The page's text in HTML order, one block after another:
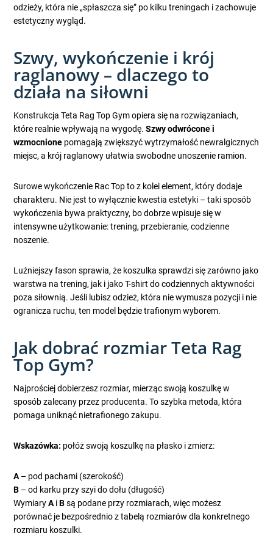
odzieży, która nie „spłaszcza się” po kilku treningach i zachowuje
estetyczny wygląd.
Szwy, wykończenie i krój
raglanowy – dlaczego to
działa na siłowni
Konstrukcja Teta Rag Top Gym opiera się na rozwiązaniach,
które realnie wpływają na wygodę.Szwy odwrócone i
wzmocnione pomagają zwiększyć wytrzymałość newralgicznych
miejsc, a krój raglanowy ułatwia swobodne unoszenie ramion.
Surowe wykończenie Rac Top to z kolei element, który dodaje
charakteru. Nie jest to wyłącznie kwestia estetyki – taki sposób
wykończenia bywa praktyczny, bo dobrze wpisuje się w
intensywne użytkowanie: trening, przebieranie, codzienne
noszenie.
Luźniejszy fason sprawia, że koszulka sprawdzi się zarówno jako
warstwa na trening, jak i jako T-shirt do codziennych aktywności
poza siłownią. Jeśli lubisz odzież, która nie wymusza pozycji i nie
ogranicza ruchu, ten model będzie trafionym wyborem.
Jak dobrać rozmiar Teta Rag
Top Gym?
Najprościej dobierzesz rozmiar, mierząc swoją koszulkę w
sposób zalecany przez producenta. To szybka metoda, która
pomaga uniknąć nietrafionego zakupu.
Wskazówka: połóż swoją koszulkę na płasko i zmierz:
A– pod pachami (szerokość)
B – od karku przy szyi do dołu (długość)
WymiaryAiBsą podane przy rozmiarach, więc możesz
porównać je bezpośrednio z tabelą rozmiarów dla konkretnego
rozmiaru koszulki.